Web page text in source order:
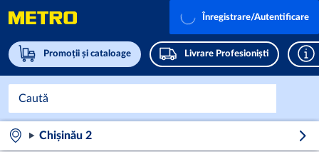
Promoții și cataloage Livrare Profesioniști
Înregistrare/Autentificare
Chișinău 2